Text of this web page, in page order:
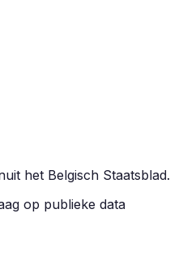
het Belgisch Staatsblad.
op publieke data